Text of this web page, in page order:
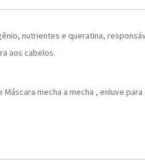
nutrientes e queratina,
aos cabelos.
mecha a mecha , enluve